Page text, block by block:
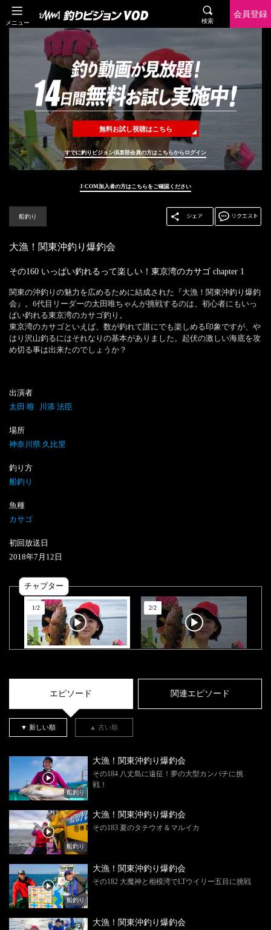
メニュー 検索
会員登録
無料お試し視聴はこちら
すでに釣りビジョン倶楽部会員の方はこちらからログイン
J:COM加入者の方はこちらをご確認ください
船釣り
大漁！関東沖釣り爆釣会
その160 いっぱい釣れるって楽しい！東京湾のカサゴ chapter 1
関東の沖釣りの魅力を広めるために結成された『大漁！関東沖釣り爆釣
会』。6代目リーダーの太田唯ちゃんが挑戦するのは、初心者にもいっ
ぱい釣れる東京湾のカサゴ釣り。
東京湾のカサゴといえば、数が釣れて誰にでも楽しめる印象ですが、や
はり沢山釣るにはそれなりの基本がありました。起伏の激しい海底を攻
出演者
太田 唯
川添 法臣
場所
神奈川県 久比里
釣り方
船釣り
魚種
カサゴ
初回放送日
2018年7 月 12 日
チャプター
1/2 2/2
エピソード 関連エピソード
▼ 新しい順 ▲ 古い順
船釣り
大漁！関東沖釣り爆釣会
その184 八丈島に遠征！夢の大型カンパチに挑
戦！
船釣り
大漁！関東沖釣り爆釣会
その183 夏のタチウオ＆マルイカ
船釣り
大漁！関東沖釣り爆釣会
その182 大魔神と相模湾でLTウイリー五目に挑戦
大漁！関東沖釣り爆釣会